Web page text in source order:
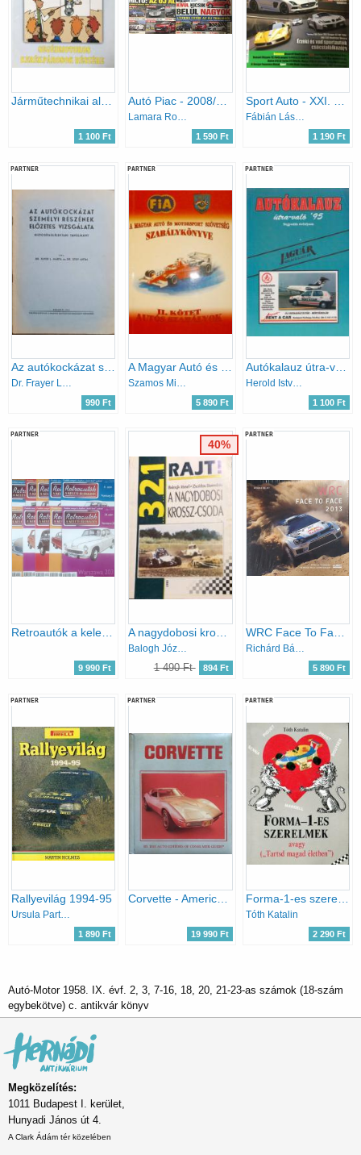
Járműtechnikai alapok segédmotoros kerékpárosok részére
1 100 Ft
Autó Piac - 2008/12. szám + 2008/29. szám
Lamara Roland (főszerk.)
1 590 Ft
Sport Auto - XXI. évfolyam, 2012. december
Fábián László (szerk.)
1 190 Ft
PARTNER
Dr. Frayer L. Márta, Steif Antal
990 Ft
PARTNER
Szamos Miklós
5 890 Ft
PARTNER
Autókalauz útra-való '95 (negyedik évfolyam)
Herold István (szerk.)
1 100 Ft
PARTNER
Retroautók a keleti blokkból - szórványszámok: 30-38, 41 (10 szám)
9 990 Ft
A nagydobosi krossz-csoda
Balogh József, Zsoldos Barnabás
1 490 Ft 894 Ft
40%
PARTNER
WRC Face To Face 2013 - Official Yearbook of the FIA World Rally Championship
Richárd Bálint, Bálint Richárd
5 890 Ft
PARTNER
Rallyevilág 1994-95
Ursula Partridge (szerk.)
1 890 Ft
PARTNER
19 990 Ft
PARTNER
Forma-1-es szerelmek, abagy "Tartsd magad életben!"
Tóth Katalin
2 290 Ft
Autó-Motor 1958. IX. évf. 2, 3, 7-16, 18, 20, 21-23-as számok (18-szám
egybekötve) c. antikvár könyv
Megközelítés:
1011 Budapest I. kerület,
Hunyadi János út 4.
A Clark Ádám tér közelében